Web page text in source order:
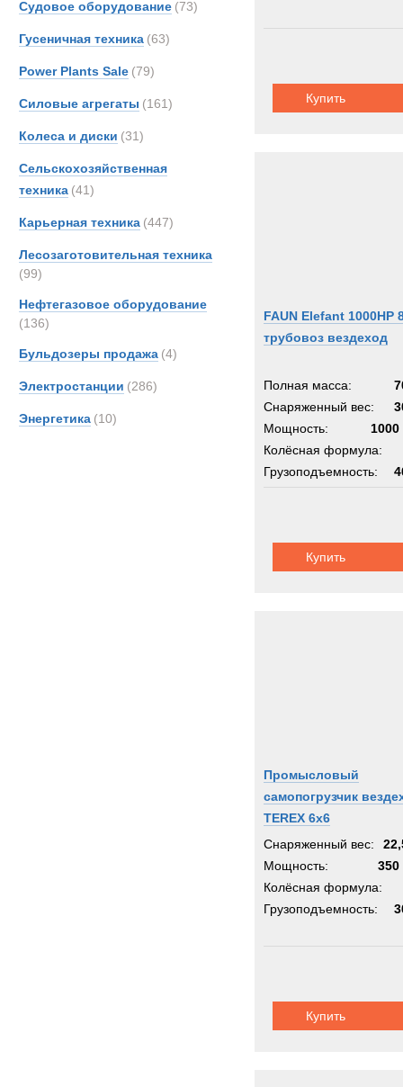
Судовое оборудование (73)
Гусеничная техника (63)
Power Plants Sale (79)
Силовые агрегаты (161)
Колеса и диски (31)
Сельскохозяйственная
техника (41)
Карьерная техника (447)
Лесозаготовительная техника
(99)
Нефтегазовое оборудование
(136)
Бульдозеры продажа (4)
Электростанции (286)
Энергетика (10)
Купить
FAUN Elefant 1000HP
трубовоз вездеход
Полная масса:
Снаряженный вес:
Мощность:
1000
Колёсная формула:
Грузоподъемность:
Купить
Промысловый
самопогрузчик
TEREX 6х6
Снаряженный вес:
Мощность:
350
Колёсная формула:
Грузоподъемность:
Купить